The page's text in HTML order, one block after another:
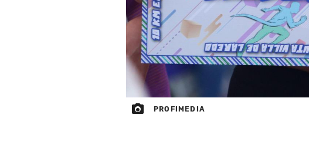
PROFIMEDIA